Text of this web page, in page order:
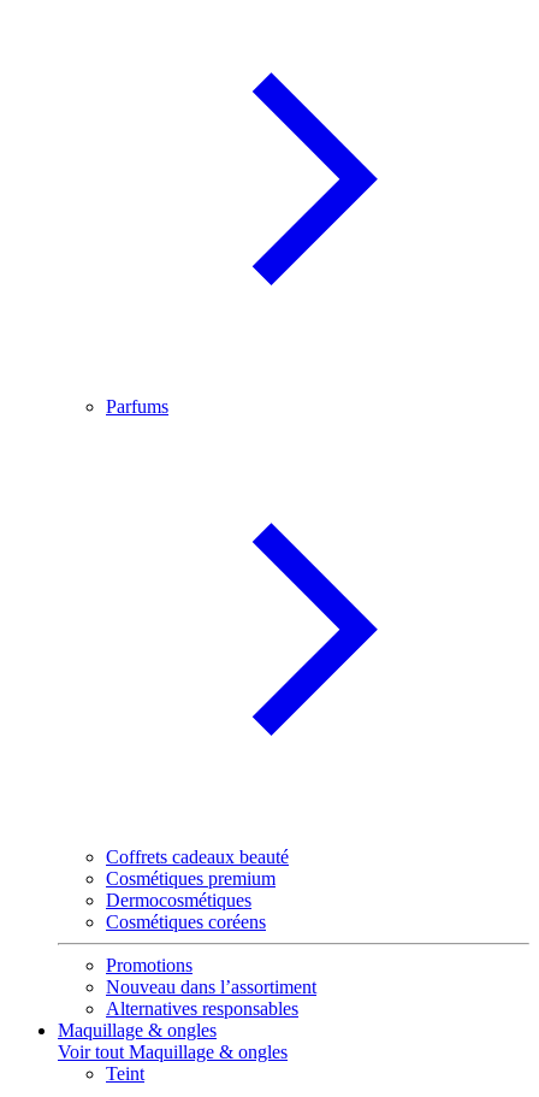
Parfums
Coffrets cadeaux beauté
Cosmétiques premium
Dermocosmétiques
Cosmétiques coréens
Promotions
Nouveau dans l’assortiment
Alternatives responsables
Maquillage & ongles
Voir tout Maquillage & ongles
Teint